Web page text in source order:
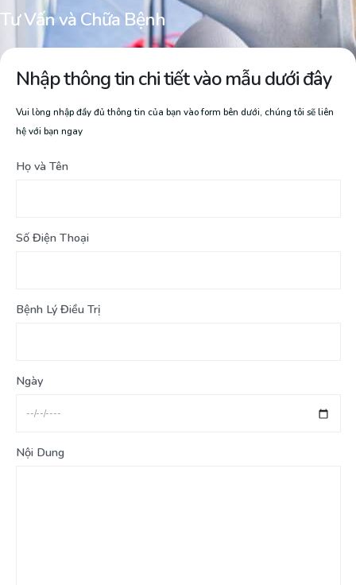
Tư Vấn và Chữa Bệnh
Nhập thông tin chi tiết vào mẫu dưới đây
Vui lòng nhập đầy đủ thông tin của bạn vào form bên dưới, chúng tôi sẽ liên
hệ với bạn ngay
Họ và Tên
Số Điện Thoại
Bệnh Lý Điều Trị
Ngày
Nội Dung